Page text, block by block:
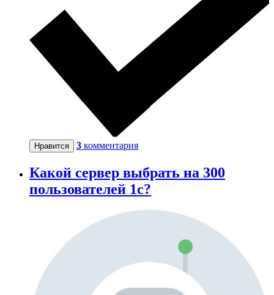
Нравится 3 комментария
Какой сервер выбрать на 300
пользователей 1с?